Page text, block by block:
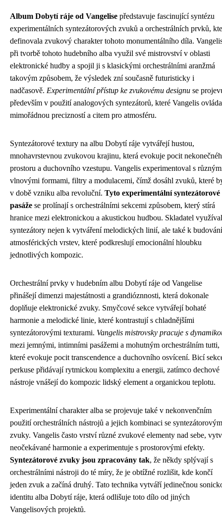
Album Dobytí ráje od Vangelise představuje fascinující syntézu
experimentálních syntezátorových zvuků a orchestrálních prvků,
definovala zvukový charakter tohoto monumentálního díla.
při tvorbě tohoto hudebního alba využil své mistrovství v oblasti
elektronické hudby a spojil ji s klasickými orchestrálními aranžmá
takovým způsobem, že výsledek zní současně futuristicky i
nadčasově. Experimentální přístup ke zvukovému designu se
především v použití analogových syntezátorů, které Vangelis
mimořádnou precizností a citem pro atmosféru.
Syntezátorové textury na albu Dobytí ráje vytvářejí hustou,
mnohavrstevnou zvukovou krajinu, která evokuje pocit
prostoru a duchovního vzestupu. Vangelis experimentoval s
vlnovými formami, filtry a modulacemi, čímž dosáhl zvuků, které
v době vzniku alba revoluční. Tyto experimentální syntezátorové
pasáže se prolínají s orchestrálními sekcemi způsobem, který stírá
hranice mezi elektronickou a akustickou hudbou. Skladatel využíval
syntezátory nejen k vytváření melodických linií, ale také k budování
atmosférických vrstev, které podkreslují emocionální hloubku
jednotlivých kompozic.
Orchestrální prvky v hudebním albu Dobytí ráje od Vangelise
přinášejí dimenzi majestátnosti a grandióznnosti, která dokonale
doplňuje elektronické zvuky. Smyčcové sekce vytvářejí bohaté
harmonie a melodické linie, které kontrastují s chladnějšími
syntezátorovými texturami. Vangelis mistrovsky pracuje s
mezi jemnými, intimními pasážemi a mohutným orchestrálním tutti,
které evokuje pocit transcendence a duchovního osvícení. Bicí
perkuse přidávají rytmickou komplexitu a energii, zatímco dechové
nástroje vnášejí do kompozic lidský element a organickou teplotu.
Experimentální charakter alba se projevuje také v nekonvenčním
použití orchestrálních nástrojů a jejich kombinaci se
zvuky. Vangelis často vrství různé zvukové elementy nad sebe,
neočekávané harmonie a experimentuje s prostorovými efekty.
Syntezátorové zvuky jsou zpracovány tak, že někdy splývají s
orchestrálními nástroji do té míry, že je obtížné rozlišit, kde končí
jeden zvuk a začíná druhý. Tato technika vytváří jedinečnou
identitu alba Dobytí ráje, která odlišuje toto dílo od jiných
Vangelisových projektů.